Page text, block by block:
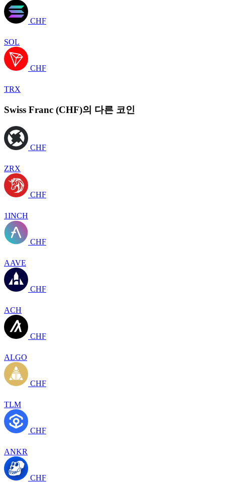
CHF
SOL
CHF
TRX
Swiss Franc (CHF)의 다른 코인
CHF
ZRX
CHF
1INCH
CHF
AAVE
CHF
ACH
CHF
ALGO
CHF
TLM
CHF
ANKR
CHF